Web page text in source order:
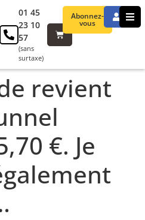
Abonnez-
vous
01 45
23 10
57
(sans
surtaxe)
revient
€. Je